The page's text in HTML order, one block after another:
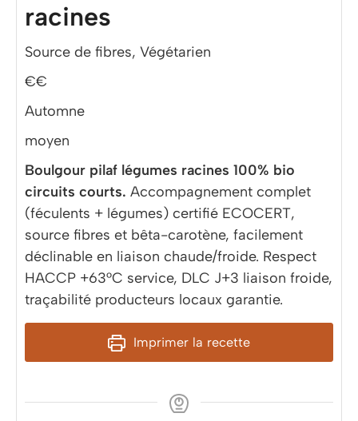
racines
Source de fibres, Végétarien
€€
Automne
moyen
Boulgour pilaf légumes racines 100% bio
circuits courts. Accompagnement complet
(féculents + légumes) certifié ECOCERT,
source fibres et bêta-carotène, facilement
déclinable en liaison chaude/froide. Respect
HACCP +63°C service, DLC J+3 liaison froide,
traçabilité producteurs locaux garantie.
Imprimer la recette